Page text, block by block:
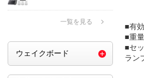
■有
■重
■セ
ラン
一覧を見る
ウェイクボード